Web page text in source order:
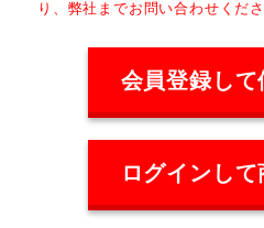
り、弊社までお問い合わせくださ
会員登録し
ログインし